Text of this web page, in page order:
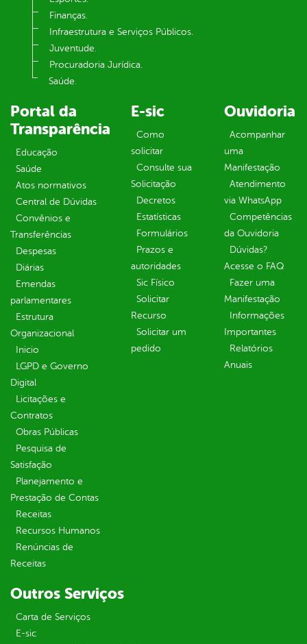
Finanças.
Infraestrutura e Serviços Públicos.
Juventude.
Procuradoria Jurídica.
Saúde.
Portal da
Transparência
Educação
Saúde
Atos normativos
Central de Dúvidas
Convênios e
Transferências
Despesas
Diárias
Emendas
parlamentares
Estrutura
Organizacional
Inicio
LGPD e Governo
Digital
Licitações e
Contratos
Obras Públicas
Pesquisa de
Satisfação
Planejamento e
Prestação de Contas
Receitas
Recursos Humanos
Renúncias de
Receitas
E-sic
Como
solicitar
Consulte sua
Solicitação
Decretos
Estatísticas
Formulários
Prazos e
autoridades
Sic Físico
Solicitar
Recurso
Solicitar um
pedido
Ouvidoria
Acompanhar
uma
Manifestação
Atendimento
via WhatsApp
Competências
da Ouvidoria
Dúvidas?
Acesse o FAQ
Fazer uma
Manifestação
Informações
Importantes
Relatórios
Anuais
Outros Serviços
Carta de Serviços
E-sic